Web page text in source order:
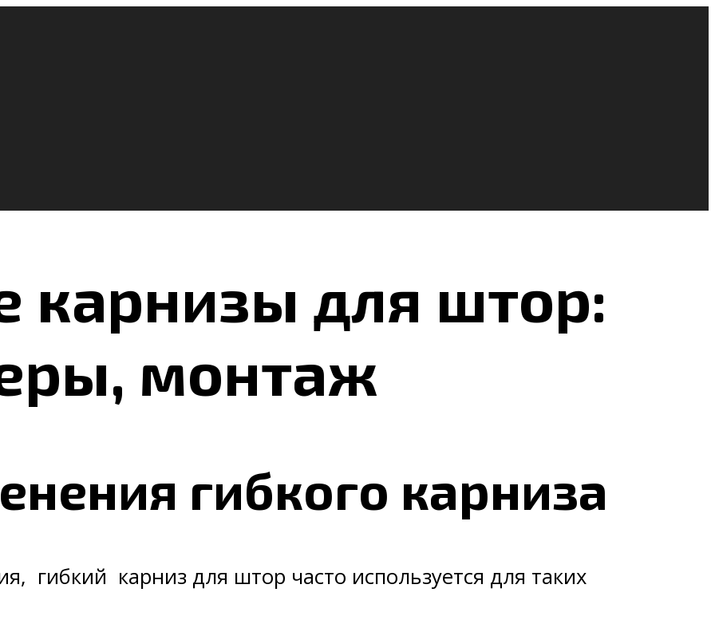
карнизы для штор:
монтаж
гибкого карниза
гибкий карниз для штор часто используется для таких